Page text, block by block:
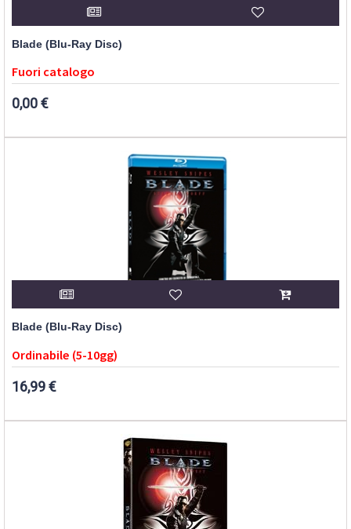
Blade (Blu-Ray Disc)
Fuori catalogo
0,00 €
Blade (Blu-Ray Disc)
Ordinabile (5-10gg)
16,99 €